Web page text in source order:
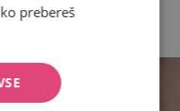
prebereš